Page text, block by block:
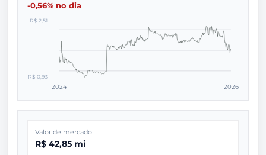
-0,56% no dia
R$ 2,51
R$ 0,93
2024 2026
Valor de mercado
R$ 42,85 mi